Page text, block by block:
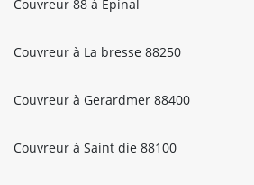
Couvreur 88 à Epinal
Couvreur à La bresse 88250
Couvreur à Gerardmer 88400
Couvreur à Saint die 88100